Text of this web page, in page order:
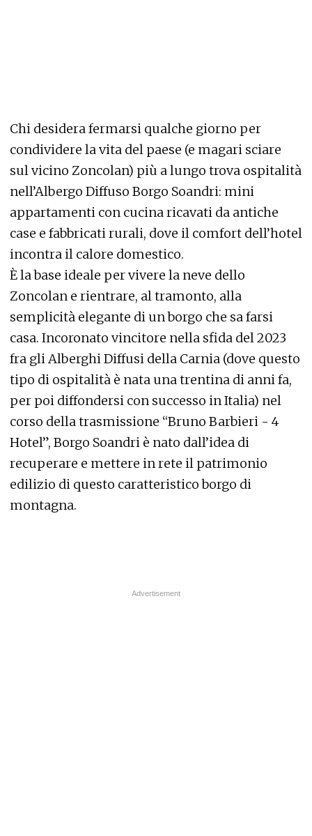
Chi desidera fermarsi qualche giorno per
condividere la vita del paese (e magari sciare
sul vicino Zoncolan) più a lungo trova ospitalità
nell’Albergo Diffuso Borgo Soandri: mini
appartamenti con cucina ricavati da antiche
case e fabbricati rurali, dove il comfort dell’hotel
incontra il calore domestico.
È la base ideale per vivere la neve dello
Zoncolan e rientrare, al tramonto, alla
semplicità elegante di un borgo che sa farsi
casa. Incoronato vincitore nella sfida del 2023
fra gli Alberghi Diffusi della Carnia (dove questo
tipo di ospitalità è nata una trentina di anni fa,
per poi diffondersi con successo in Italia) nel
corso della trasmissione “Bruno Barbieri - 4
Hotel”, Borgo Soandri è nato dall’idea di
recuperare e mettere in rete il patrimonio
edilizio di questo caratteristico borgo di
montagna.